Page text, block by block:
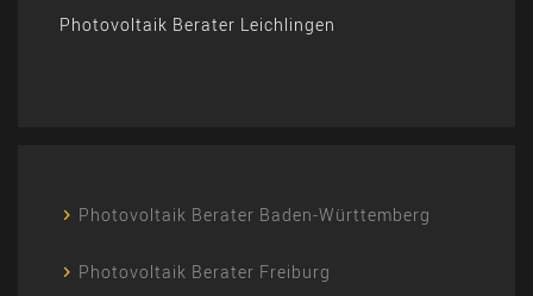
Photovoltaik Berater Leichlingen
Photovoltaik Berater Baden-Württemberg
Photovoltaik Berater Freiburg